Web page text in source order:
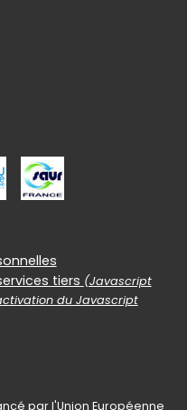
tiers (Javascript
du Javascript
par l'Union Européenne